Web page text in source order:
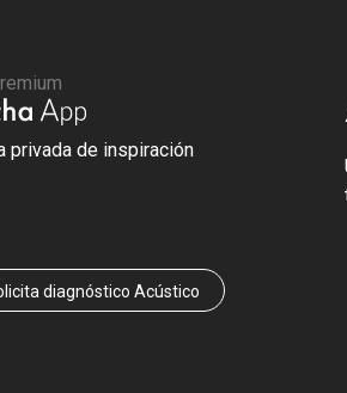
privada de inspiración
diagnóstico Acústico